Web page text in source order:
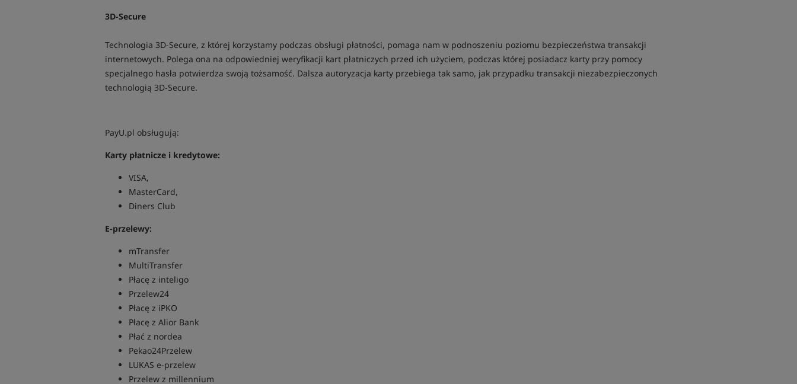
3D-Secure
Technologia 3D-Secure, z której korzystamy podczas obsługi płatności, pomaga nam w podnoszeniu poziomu bezpieczeństwa transakcji
internetowych. Polega ona na odpowiedniej weryfikacji kart płatniczych przed ich użyciem, podczas której posiadacz karty przy pomocy
specjalnego hasła potwierdza swoją tożsamość. Dalsza autoryzacja karty przebiega tak samo, jak przypadku transakcji niezabezpieczonych
technologią 3D-Secure.
PayU.pl obsługują:
Karty płatnicze i kredytowe:
VISA,
MasterCard,
Diners Club
E-przelewy:
mTransfer
MultiTransfer
Płacę z inteligo
Przelew24
Płacę z iPKO
Płacę z Alior Bank
Płać z nordea
Pekao24Przelew
LUKAS e-przelew
Przelew z millennium